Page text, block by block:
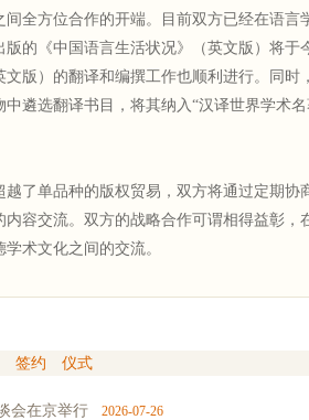
全方位合作的开端。目前双方已经在语言
的《中国语言生活状况》（英文版）将于
版）的翻译和编撰工作也顺利进行。同时
遴选翻译书目，将其纳入“汉译世界学术
单品种的版权贸易，双方将通过定期协
容交流。双方的战略合作可谓相得益彰，
术文化之间的交流。
签约 仪式
会在京举行 2026-07-26